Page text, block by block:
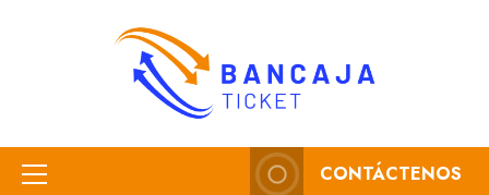
Menu
CONTÁCTENOS